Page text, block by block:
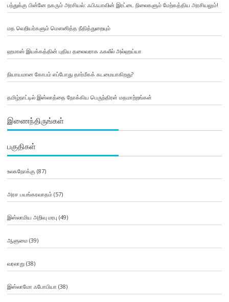
பந்துக்கு பின்னே நகரும் அரசியல்: ஃபிஃபாவின் இரட்டை நிலைகளும் மேற்கத்திய அரசியலும்!
மத வெறியர்களும் மௌனித்த நீதித்துறையும்
ஹமாஸ் இயக்கத்தின் புதிய தலைவராக ஃகலீல் அல்ஹய்யா
நியாயமான கோபம் எப்போது தார்மீகக் கடமையாகிறது?
தமிழ்நாட்டில் இஸ்லாத்தை நோக்கிய பெருந்திரள் மதமாற்றங்கள்
இணைந்திருங்கள்
பகுதிகள்
உலகநோக்கு (87)
அரச பயங்கரவாதம்(57)
இஸ்லாமிய அறிவு மரபு (49)
ஆளுமை(39)
வரலாறு(38)
இஸ்லாமோ ஃபோபியா (38)